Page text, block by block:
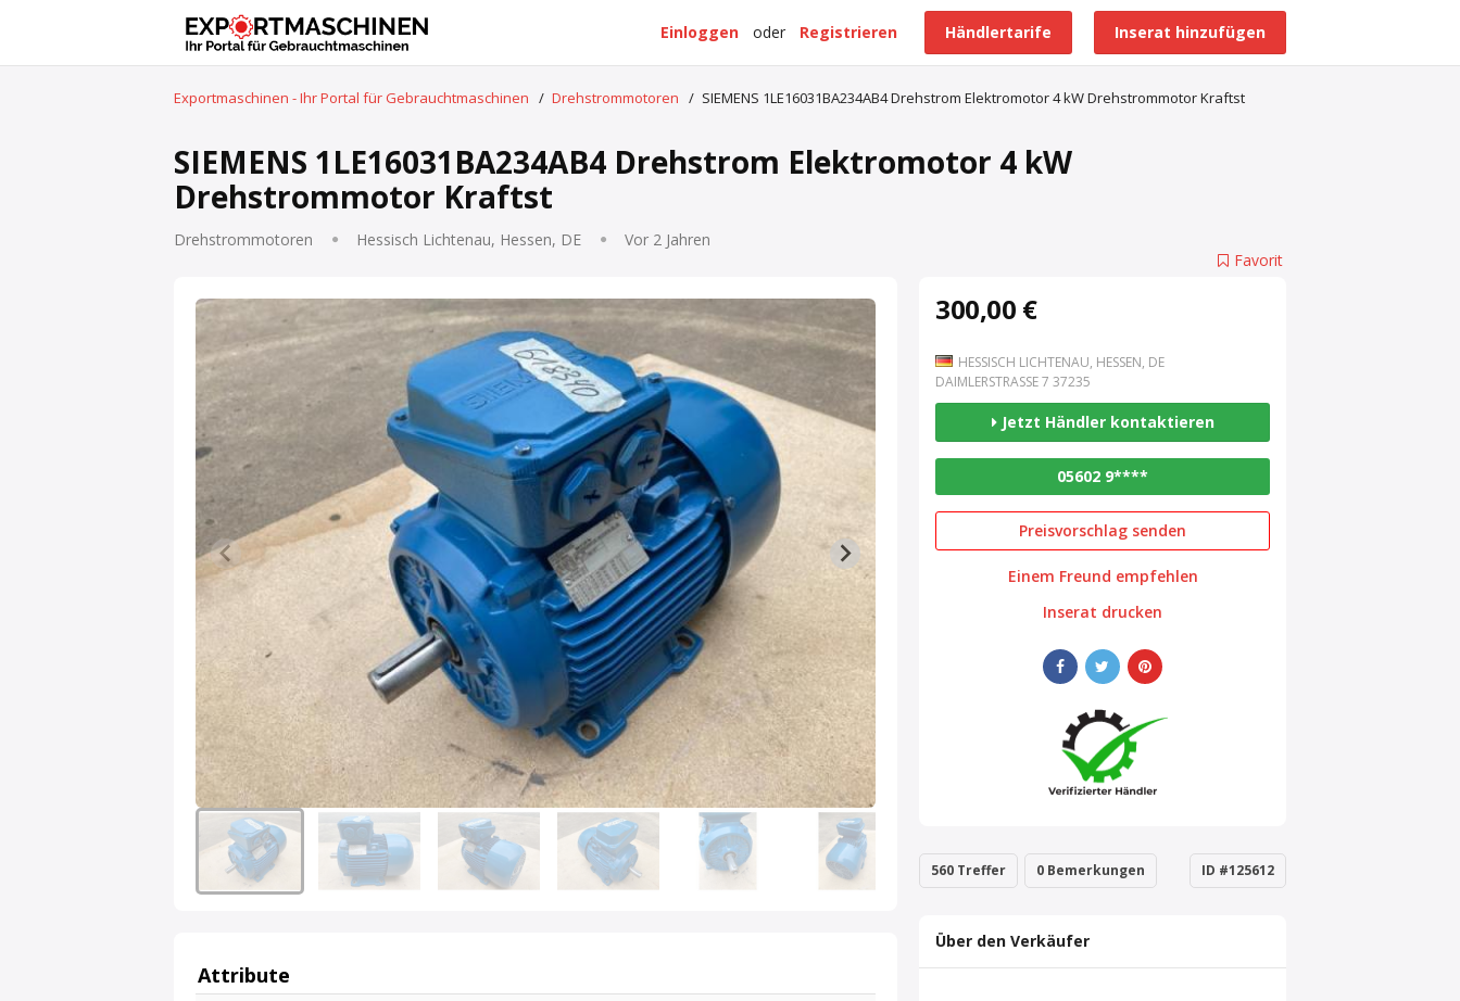
Inserat hinzufügen
Händlertarife
Registrieren
oder
Einloggen
Exportmaschinen - Ihr Portal für Gebrauchtmaschinen / Drehstrommotoren / SIEMENS 1LE16031BA234AB4 Drehstrom Elektromotor 4 kW Drehstrommotor Kraftst
SIEMENS 1LE16031BA234AB4 Drehstrom Elektromotor 4 kW
Drehstrommotor Kraftst
Drehstrommotoren Hessisch Lichtenau, Hessen, DE Vor 2 Jahren
Attribute
Favorit
300,00 €
HESSISCH LICHTENAU, HESSEN, DE
DAIMLERSTRASSE 7 37235
Jetzt Händler kontaktieren
05602 9****
Preisvorschlag senden
Einem Freund empfehlen
Inserat drucken
560 Treffer 0 Bemerkungen ID #125612
Über den Verkäufer